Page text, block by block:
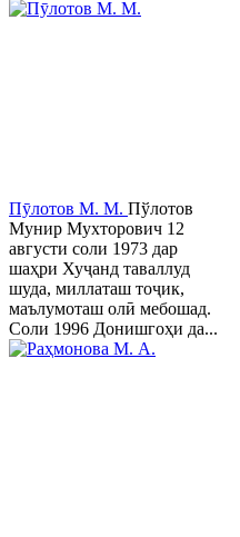
Пӯлотов М. М. Пўлотов
Мунир Мухторович 12
августи соли 1973 дар
шаҳри Хуҷанд таваллуд
шуда, миллаташ тоҷик,
маълумоташ олӣ мебошад.
Соли 1996 Донишгоҳи да...